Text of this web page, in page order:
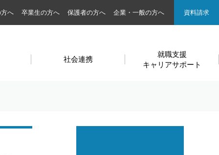
社会連携
就職支援
キャリアサポート
へ 卒業生の方へ 保護者の方へ 企業・一般の方へ 資料請求